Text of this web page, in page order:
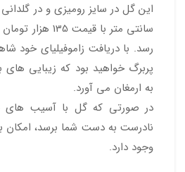
سانتی متر با
رسد. با دریافت زاموفیلیای خود
پربرگ خواهید بود که زیبایی های
به ارمغان می آورد.
در صورتی که گل با آسیب های
نادرست به دست شما برسد، امکان
وجود دارد.